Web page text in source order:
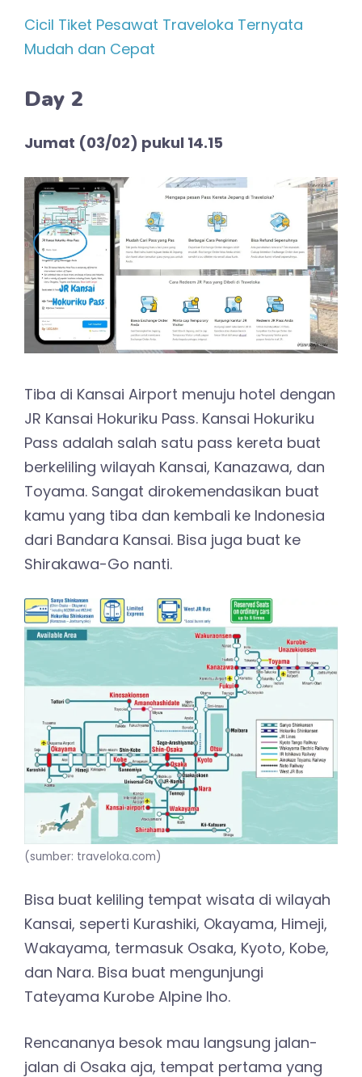
Cicil Tiket Pesawat Traveloka Ternyata
Mudah dan Cepat
Day 2
Jumat (03/02) pukul 14.15
Tiba di Kansai Airport menuju hotel dengan
JR Kansai Hokuriku Pass. Kansai Hokuriku
Pass adalah salah satu pass kereta buat
berkeliling wilayah Kansai, Kanazawa, dan
Toyama. Sangat dirokemendasikan buat
kamu yang tiba dan kembali ke Indonesia
dari Bandara Kansai. Bisa juga buat ke
Shirakawa-Go nanti.
(sumber: traveloka.com)
Bisa buat keliling tempat wisata di wilayah
Kansai, seperti Kurashiki, Okayama, Himeji,
Wakayama, termasuk Osaka, Kyoto, Kobe,
dan Nara. Bisa buat mengunjungi
Tateyama Kurobe Alpine lho.
Rencananya besok mau langsung jalan-
jalan di Osaka aja, tempat pertama yang